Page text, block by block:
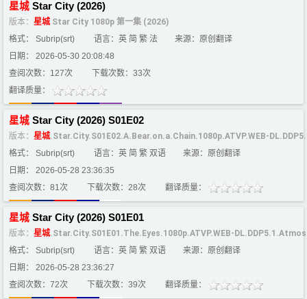
星城 Star City (2026)
版本： 星城 Star City 1080p 第一集 (2026)
格式： Subrip(srt)
语言：英 简 繁 法
来源：原创翻译
日期： 2026-05-30 20:08:48
查阅次数：127次
下载次数：33次
翻译质量：
星城 Star City (2026) S01E02
版本： 星城.Star.City.S01E02.A.Bear.on.a.Chain.1080p.ATVP.WEB-
格式： Subrip(srt)
语言：英 简 繁 双语
来源：原创翻译
日期： 2026-05-28 23:36:35
查阅次数：81次
下载次数：28次 翻译质量：
星城 Star City (2026) S01E01
版本： 星城.Star.City.S01E01.The.Eyes.1080p.ATVP.WEB-
格式： Subrip(srt)
语言：英 简 繁 双语
来源：原创翻译
日期： 2026-05-28 23:36:27
查阅次数：72次
下载次数：39次 翻译质量：